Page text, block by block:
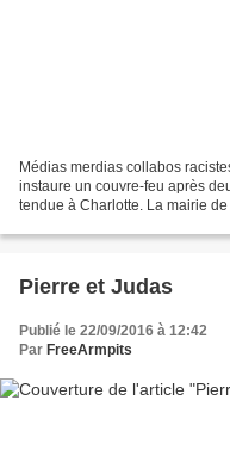
Médias merdias collabos
instaure un couvre-feu après
tendue à Charlotte. La mairie
Pierre et Judas
Publié le 22/09/2016 à 12:42
Par FreeArmpits